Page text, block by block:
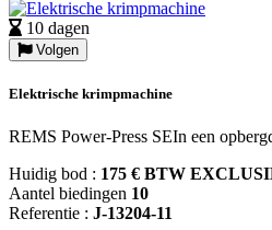
10 dagen
Volgen
Elektrische krimpmachine
REMS Power-Press SEIn een
Huidig bod : 175 € BTW
Aantel biedingen 10
Referentie : J-13204-11